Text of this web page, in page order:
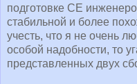
подготовке CE
стабильной и более
учесть, что я не очень
особой надобности, то
представленных двух